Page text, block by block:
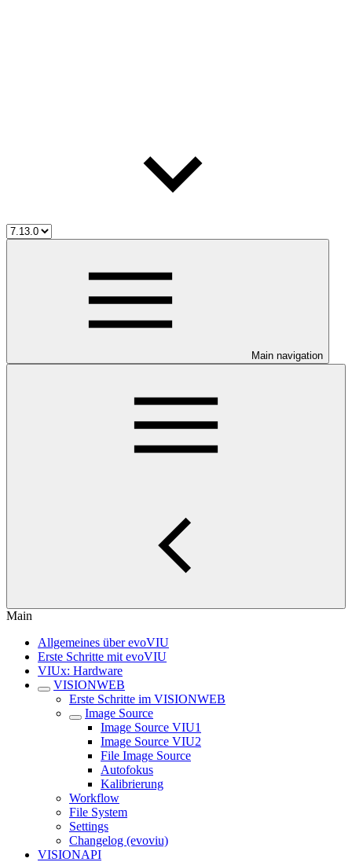
Main navigation
Main
Allgemeines über evoVIU
Erste Schritte mit evoVIU
VIUx: Hardware
VISIONWEB
Erste Schritte im VISIONWEB
Image Source
Image Source VIU1
Image Source VIU2
File Image Source
Autofokus
Kalibrierung
Workflow
File System
Settings
Changelog (evoviu)
VISIONAPI